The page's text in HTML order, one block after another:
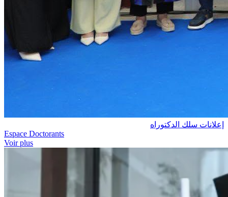
إعلانات سلك الدكتوراه
Espace Doctorants
Voir plus